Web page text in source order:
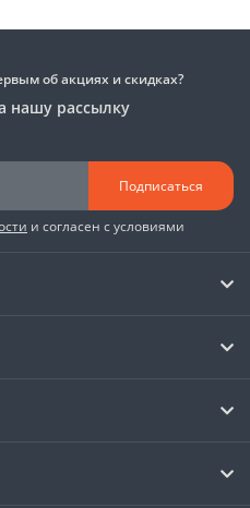
об акциях и скидках?
нашу рассылку
Подписаться
и согласен с условиями